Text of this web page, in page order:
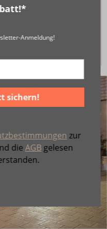
Anmeldung!
sichern!
zur
dieAGB gelesen